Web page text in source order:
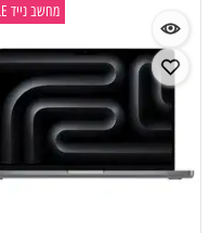
מחשב נייד APPLE